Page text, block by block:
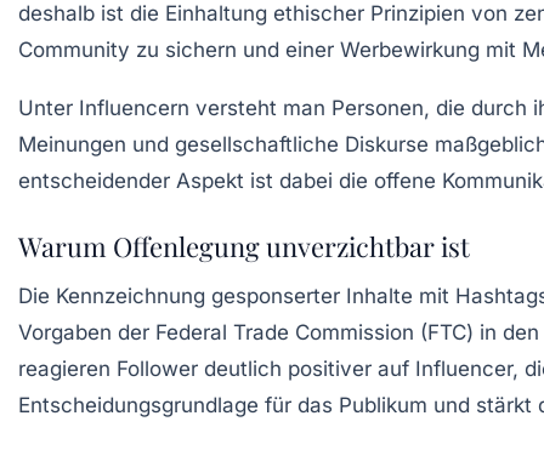
deshalb ist die Einhaltung ethischer Prinzipien von
Community zu sichern und einer Werbewirkung mit
Unter Influencern versteht man Personen, die durch
Meinungen und gesellschaftliche Diskurse
entscheidender Aspekt ist dabei die offene
Warum Offenlegung unverzichtbar ist
Die Kennzeichnung gesponserter Inhalte mit
Vorgaben der Federal Trade Commission (FTC) in
reagieren Follower deutlich positiver auf Influencer,
Entscheidungsgrundlage für das Publikum und stärkt